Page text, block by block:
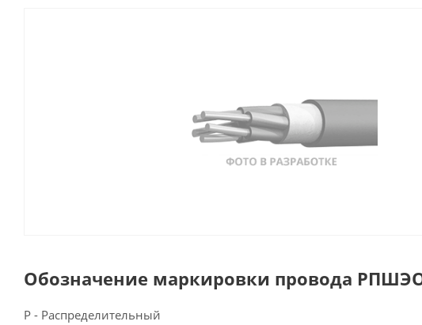
Обозначение маркировки провода
Р - Распределительный